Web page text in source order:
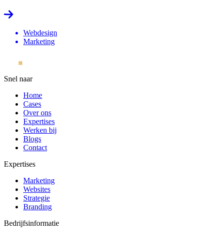
Webdesign
Marketing
Snel naar
Home
Cases
Over ons
Expertises
Werken bij
Blogs
Contact
Expertises
Marketing
Websites
Strategie
Branding
Bedrijfsinformatie